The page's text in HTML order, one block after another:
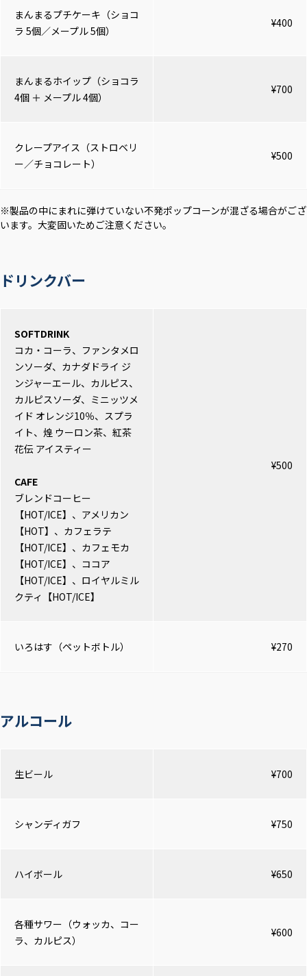
まんまるプチケーキ（ショコ
ラ 5個／メープル 5個）
¥400
まんまるホイップ（ショコラ
4個 ＋ メープル 4個）
¥700
クレープアイス（ストロベリ
ー／チョコレート）
¥500
※製品の中にまれに弾けていない不発ポップコーンが混ざる場合がござ
います。大変固いためご注意ください。
ドリンクバー
SOFTDRINK
コカ・コーラ、ファンタメロ
ンソーダ、カナダドライ ジ
ンジャーエール、カルピス、
カルピスソーダ、ミニッツメ
イド オレンジ10％、スプラ
イト、煌 ウーロン茶、紅茶
花伝 アイスティー
CAFE
ブレンドコーヒー
【HOT/ICE】、アメリカン
【HOT】、カフェラテ
【HOT/ICE】、カフェモカ
【HOT/ICE】、ココア
【HOT/ICE】、ロイヤルミル
クティ【HOT/ICE】
¥500
いろはす（ペットボトル） ¥270
アルコール
生ビール ¥700
シャンディガフ ¥750
ハイボール ¥650
各種サワー（ウォッカ、コー
ラ、カルピス）
¥600